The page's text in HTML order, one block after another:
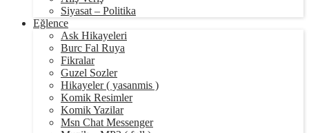
Siyasat – Politika
Eğlence
Ask Hikayeleri
Burc Fal Ruya
Fikralar
Guzel Sozler
Hikayeler ( yasanmis )
Komik Resimler
Komik Yazilar
Msn Chat Messenger